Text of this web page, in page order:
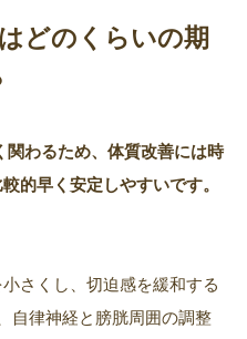
どのくらいの期
関わるため、体質改善には時
的早く安定しやすいです。
小さくし、切迫感を緩和する
自律神経と膀胱周囲の調整